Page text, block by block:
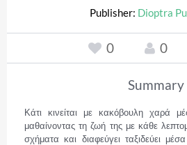
Publisher: Dioptra
0 0
Summary
Κάτι κινείται με κακόβουλη χαρά
μαθαίνοντας τη ζωή της με κάθε
σχήματα και διαφεύγει ταξιδεύει